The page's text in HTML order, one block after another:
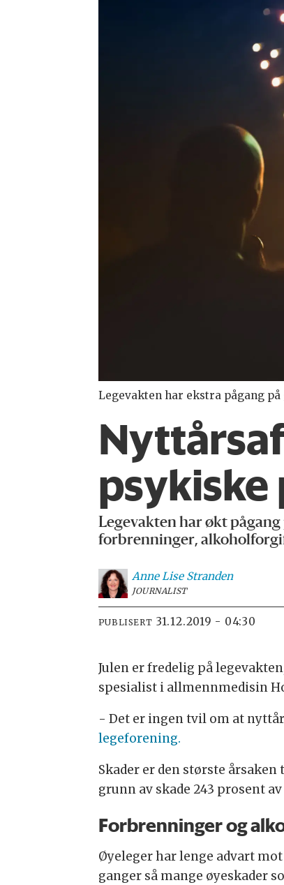
Legevakten har ekstra pågang
Legevakten har økt
forbrenninger,
Anne Lise Stranden
JOURNALIST
PUBLISERT 31.12.2019 - 04:30
Julen er fredelig på
spesialist i allmennmedisin
- Det er ingen tvil om at
legeforening.
Skader er den største
grunn av skade 243 prosent
Forbrenninger og
Øyeleger har lenge advart
ganger så mange øyeskader